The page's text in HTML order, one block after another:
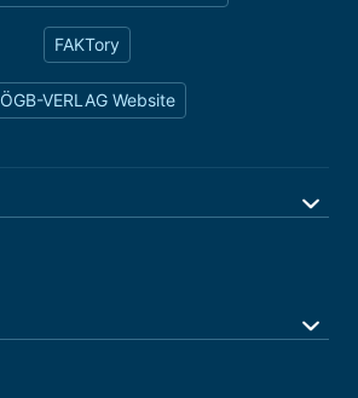
FAKTory
ÖGB-VERLAG Website